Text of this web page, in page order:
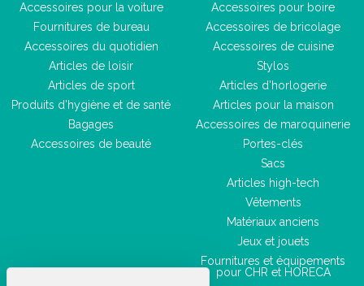
Accessoires pour la voiture
Fournitures de bureau
Accessoires du quotidien
Articles de loisir
Articles de sport
Produits d'hygiène et de santé
Bagages
Accessoires de beauté
Accessoires pour boire
Accessoires de bricolage
Accessoires de cuisine
Stylos
Articles d'horlogerie
Articles pour la maison
Accessoires de maroquinerie
Portes-clés
Sacs
Articles high-tech
Vêtements
Matériaux anciens
Jeux et jouets
Fournitures et équipements
pour CHR et HORECA